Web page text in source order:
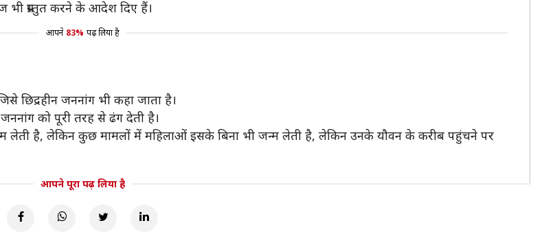
भी प्रस्तुत करने के आदेश दिए हैं।
आपने 83% पढ़ लिया है
छिद्रहीन जननांग भी कहा जाता है।
को पूरी तरह से ढंग देती है।
लेती है, लेकिन कुछ मामलों में महिलाओं इसके बिना भी जन्म लेती है, लेकिन उनके यौवन के करीब पहुंचने पर
आपने पूरा पढ़ लिया है